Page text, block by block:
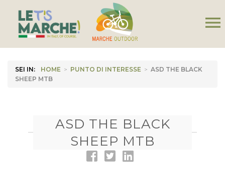
menu
SEI IN: HOME > PUNTO DI INTERESSE > ASD THE BLACK
SHEEP MTB
ASD THE BLACK
SHEEP MTB